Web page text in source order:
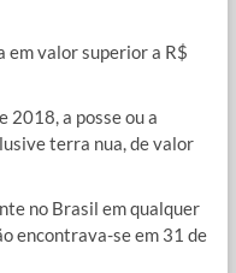
em valor superior a R$
2018, a posse ou a
terra nua, de valor
no Brasil em qualquer
encontrava-se em 31 de